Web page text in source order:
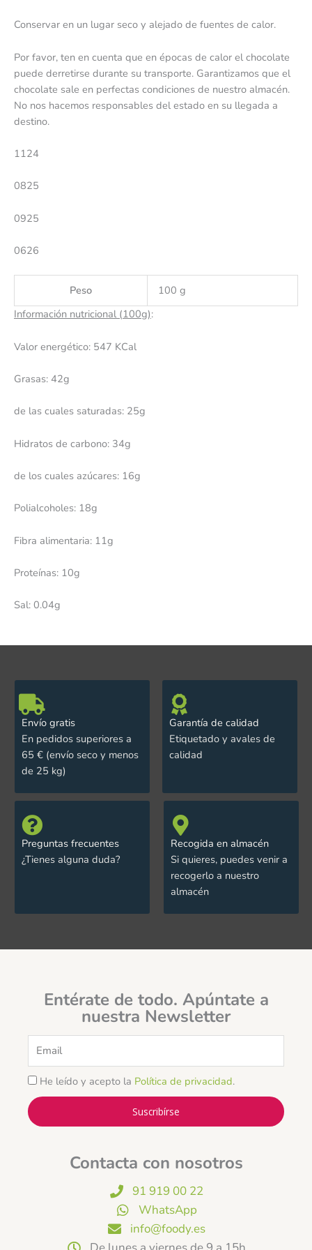
Conservar en un lugar seco y alejado de fuentes de calor.
Por favor, ten en cuenta que en épocas de calor el chocolate
puede derretirse durante su transporte. Garantizamos que el
chocolate sale en perfectas condiciones de nuestro almacén.
No nos hacemos responsables del estado en su llegada a
destino.
1124
0825
0925
0626
Peso
100 g
Información nutricional (100g):
Valor energético: 547 KCal
Grasas: 42g
de las cuales saturadas: 25g
Hidratos de carbono: 34g
de los cuales azúcares: 16g
Polialcoholes: 18g
Fibra alimentaria: 11g
Proteínas: 10g
Sal: 0.04g
Envío gratis
En pedidos superiores a
65 € (envío seco y menos
de 25 kg)
Garantía de calidad
Etiquetado y avales de
calidad
Preguntas frecuentes
¿Tienes alguna duda?
Recogida en almacén
Si quieres, puedes venir a
recogerlo a nuestro
almacén
Entérate de todo. Apúntate a
nuestra Newsletter
He leído y acepto la Política de privacidad.
Suscribírse
Contacta con nosotros
91 919 00 22
WhatsApp
info@foody.es